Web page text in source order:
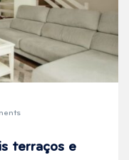
terraços e